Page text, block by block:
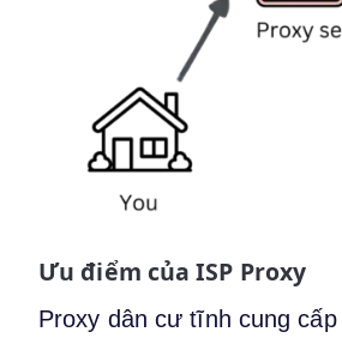
Ưu điểm của ISP Proxy
Proxy dân cư tĩnh cung